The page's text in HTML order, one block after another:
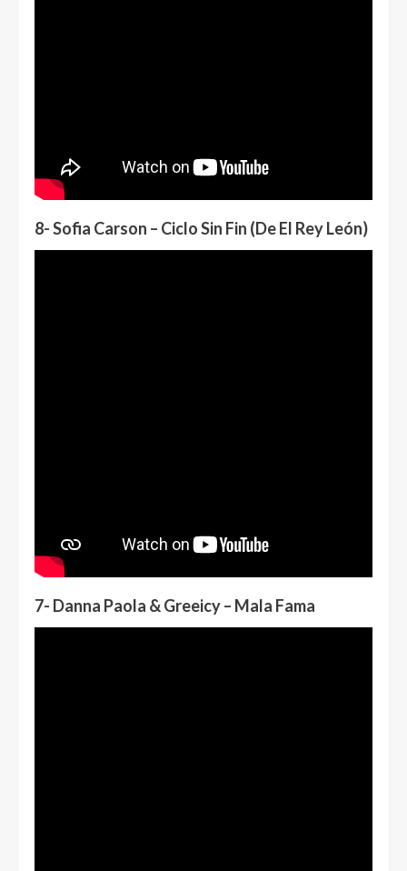
8- Sofia Carson – Ciclo Sin Fin (De El Rey León)
7- Danna Paola & Greeicy – Mala Fama